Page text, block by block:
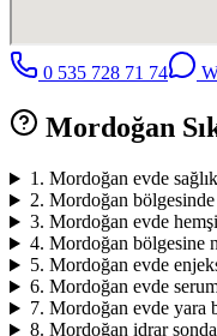
0 535 728 71 74
Mordoğan
1 . Mordoğan evde
2. Mordoğan
3. Mordoğan evde
4. Mordoğan bölgesine
5. Mordoğan evde
6. Mordoğan evde
7. Mordoğan evde yara
8. Mordoğan idrar